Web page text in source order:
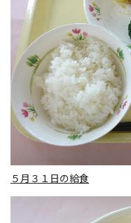
５月３１日の給食